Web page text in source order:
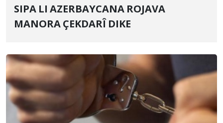
SIPA LI AZERBAYCANA ROJAVA
MANORA ÇEKDARÎ DIKE